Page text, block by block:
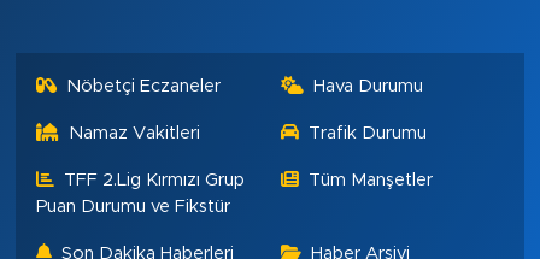
Nöbetçi Eczaneler Hava Durumu
Namaz Vakitleri Trafik Durumu
TFF 2.Lig Kırmızı Grup
Puan Durumu ve Fikstür
Tüm Manşetler
Son Dakika Haberleri Haber Arşivi